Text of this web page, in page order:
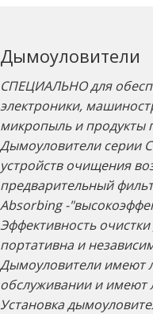
Дымоуловители
СПЕЦИАЛЬНО для
электроники,
микропыль и
Дымоуловители серии
устройств очищения
предварительный
Absorbing -
Эффективность очистки
портативна и
Дымоуловители имеют
обслуживании и имеют
Установка